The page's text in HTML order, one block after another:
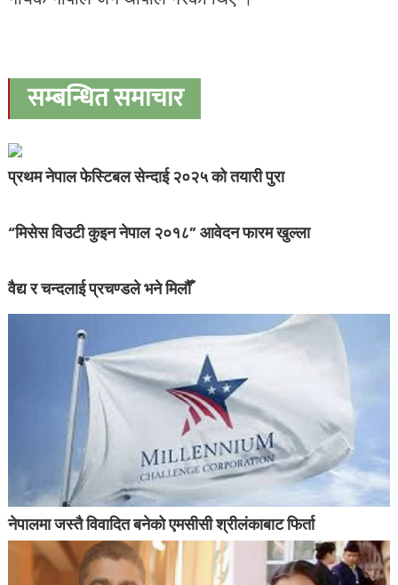
सम्बन्धित समाचार
प्रथम नेपाल फेस्टिबल सेन्दाई २०२५ को तयारी पुरा
“मिसेस विउटी कुइन नेपाल २०१८” आवेदन फारम खुल्ला
वैद्य र चन्दलाई प्रचण्डले भने मिलौँ
नेपालमा जस्तै विवादित बनेको एमसीसी श्रीलंकाबाट फिर्ता